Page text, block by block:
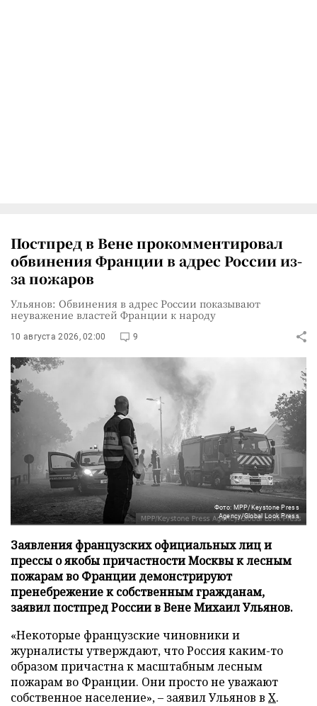
Постпред в Вене прокомментировал
обвинения Франции в адрес России из-
за пожаров
Ульянов: Обвинения в адрес России показывают
неуважение властей Франции к народу
10 августа 2026, 02:00 9
Фото: MPP/Keystone Press
Agency/Global Look Press
Заявления французских официальных лиц и
прессы о якобы причастности Москвы к лесным
пожарам во Франции демонстрируют
пренебрежение к собственным гражданам,
заявил постпред России в Вене Михаил Ульянов.
«Некоторые французские чиновники и
журналисты утверждают, что Россия каким-то
образом причастна к масштабным лесным
пожарам во Франции. Они просто не уважают
собственное население», – заявил Ульянов в X.